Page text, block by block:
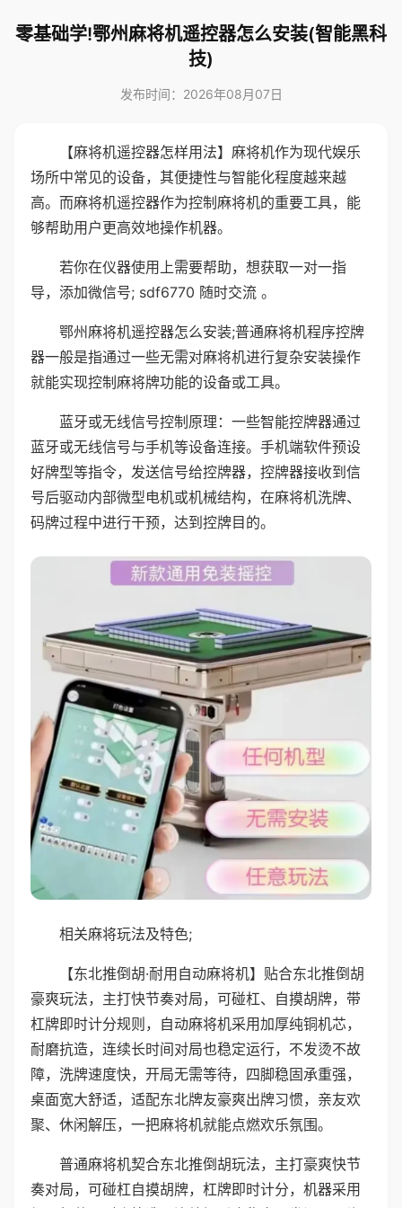
零基础学!鄂州麻将机遥控器怎么安装(智能黑科
技)
发布时间：2026年08月07日
【麻将机遥控器怎样用法】麻将机作为现代娱乐
场所中常见的设备，其便捷性与智能化程度越来越
高。而麻将机遥控器作为控制麻将机的重要工具，能
够帮助用户更高效地操作机器。
若你在仪器使用上需要帮助，想获取一对一指
导，添加微信号; sdf6770 随时交流 。
鄂州麻将机遥控器怎么安装;普通麻将机程序控牌
器一般是指通过一些无需对麻将机进行复杂安装操作
就能实现控制麻将牌功能的设备或工具。
蓝牙或无线信号控制原理：一些智能控牌器通过
蓝牙或无线信号与手机等设备连接。手机端软件预设
好牌型等指令，发送信号给控牌器，控牌器接收到信
号后驱动内部微型电机或机械结构，在麻将机洗牌、
码牌过程中进行干预，达到控牌目的。
相关麻将玩法及特色;
【东北推倒胡·耐用自动麻将机】贴合东北推倒胡
豪爽玩法，主打快节奏对局，可碰杠、自摸胡牌，带
杠牌即时计分规则，自动麻将机采用加厚纯铜机芯，
耐磨抗造，连续长时间对局也稳定运行，不发烫不故
障，洗牌速度快，开局无需等待，四脚稳固承重强，
桌面宽大舒适，适配东北牌友豪爽出牌习惯，亲友欢
聚、休闲解压，一把麻将机就能点燃欢乐氛围。
普通麻将机契合东北推倒胡玩法，主打豪爽快节
奏对局，可碰杠自摸胡牌，杠牌即时计分，机器采用